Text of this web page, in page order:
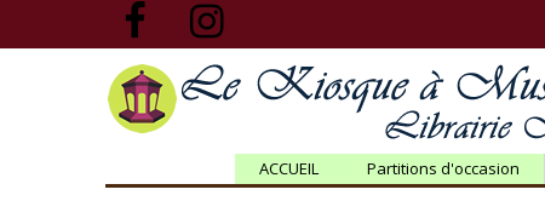
ACCUEIL Partitions d'occasion